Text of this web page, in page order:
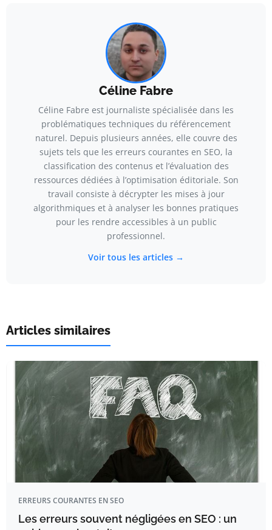
Céline Fabre
Céline Fabre est journaliste spécialisée dans les
problématiques techniques du référencement
naturel. Depuis plusieurs années, elle couvre des
sujets tels que les erreurs courantes en SEO, la
classification des contenus et l’évaluation des
ressources dédiées à l’optimisation éditoriale. Son
travail consiste à décrypter les mises à jour
algorithmiques et à analyser les bonnes pratiques
pour les rendre accessibles à un public
professionnel.
Voir tous les articles →
Articles similaires
ERREURS COURANTES EN SEO
Les erreurs souvent négligées en SEO : un